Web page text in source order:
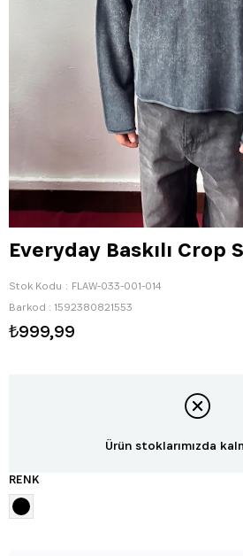
Everyday Baskılı Crop
Stok Kodu
FLAW-033-001-014
Barkod : 1592380821553
₺999,99
Ürün stoklarımızda
RENK